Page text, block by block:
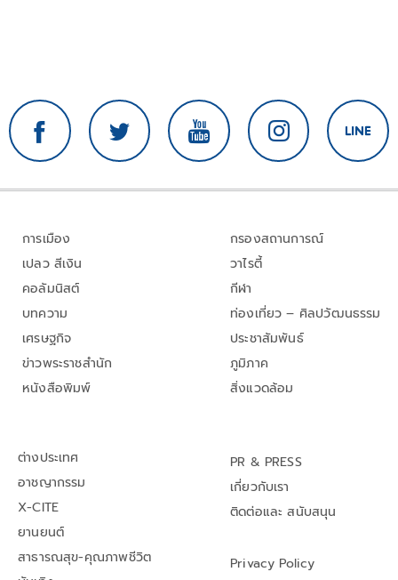
การเมือง
เปลว สีเงิน
คอลัมนิสต์
บทความ
เศรษฐกิจ
ข่าวพระราชสำนัก
หนังสือพิมพ์
กรองสถานการณ์
วาไรตี้
กีฬา
ท่องเที่ยว – ศิลปวัฒนธรรม
ประชาสัมพันธ์
ภูมิภาค
สิ่งแวดล้อม
ต่างประเทศ
อาชญากรรม
X-CITE
ยานยนต์
สาธารณสุข-คุณภาพชีวิต
PR & PRESS
เกี่ยวกับเรา
ติดต่อและ สนับสนุน
Privacy Policy